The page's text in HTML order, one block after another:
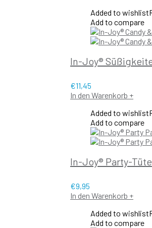
Added to wishlist
Add to compare
In-Joy®
€11,45
In den Warenkorb +
Added to wishlist
Add to compare
In-Joy® Party-Tüte
€9,95
In den Warenkorb +
Added to wishlist
Add to compare